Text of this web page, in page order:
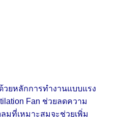
ยหลักการทำงานแบบแรง
Fan ช่วยลดความ
มที่เหมาะสมจะช่วยเพิ่ม